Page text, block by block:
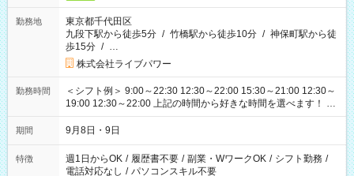
勤務地
東京都千代田区
九段下駅から徒歩5分 / 竹橋駅から徒歩10分 / 神保町駅から徒
歩15分 / …
株式会社ライブパワー
勤務時間
＜シフト例＞ 9:00～22:30 12:30～22:00 15:30～21:00 12:30～
19:00 12:30～22:00 上記の時間から好きな時間を選べます！ ※
時間は変更となる可能性があります
期間 9月8日・9日
特徴 週1日からOK / 履歴書不要 / 副業・WワークOK / シフト勤務 /
電話対応なし / パソコンスキル不要